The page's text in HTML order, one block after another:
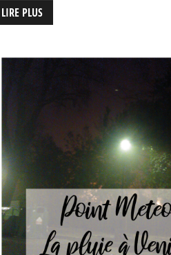
LIRE PLUS